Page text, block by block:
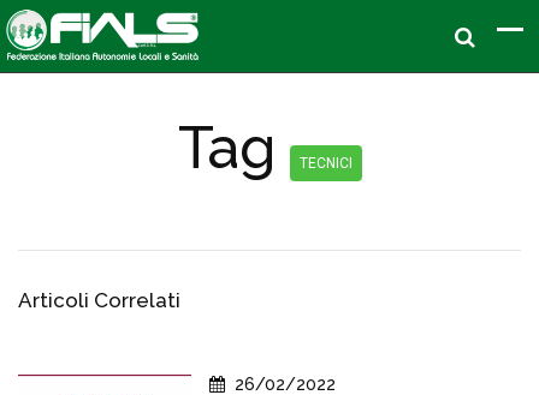
Tag TECNICI
Articoli Correlati
26/02/2022